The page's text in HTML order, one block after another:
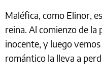
Maléfica, como Elinor,
reina. Al comienzo de la
inocente, y luego
romántico la lleva a